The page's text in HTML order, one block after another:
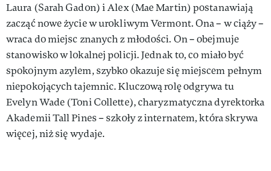
Laura (Sarah Gadon) i Alex (Mae Martin) postanawiają
zacząć nowe życie w urokliwym Vermont. Ona – w ciąży –
wraca do miejsc znanych z młodości. On – obejmuje
stanowisko w lokalnej policji. Jednak to, co miało być
spokojnym azylem, szybko okazuje się miejscem pełnym
niepokojących tajemnic. Kluczową rolę odgrywa tu
Evelyn Wade (Toni Collette), charyzmatyczna dyrektorka
Akademii Tall Pines – szkoły z internatem, która skrywa
więcej, niż się wydaje.